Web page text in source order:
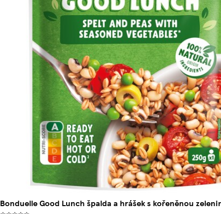
Bonduelle Good Lunch špalda a hrášek s kořeněnou